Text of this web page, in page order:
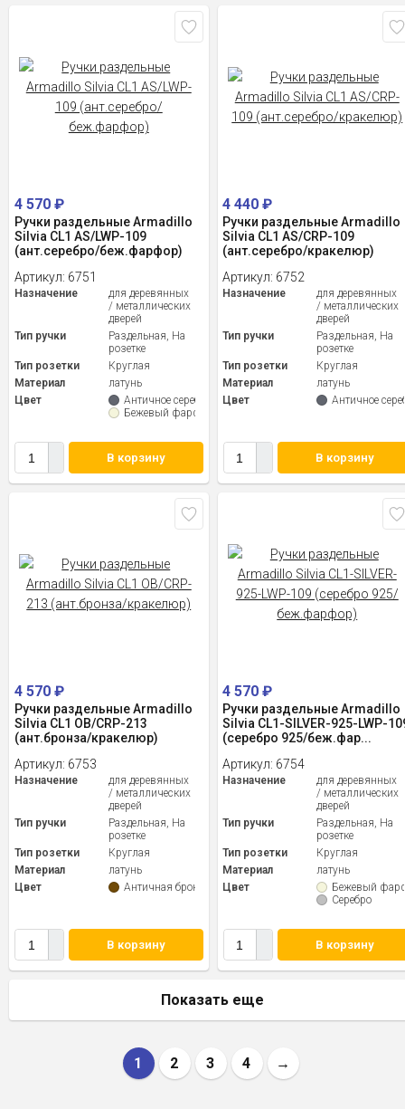
4 570 ₽
Ручки раздельные Armadillo
Silvia CL1 AS/LWP-109
(ант.серебро/беж.фарфор)
Артикул: 6751
Назначение
для деревянных
/ металлических
дверей
Тип ручки
Раздельная, На
розетке
Тип розетки
Круглая
Материал
латунь
Цвет
Античное серебро
Бежевый фарфор
В корзину
4 440₽
Ручки раздельные Armadillo
Silvia CL1 AS/СRP-109
(ант.серебро/кракелюр)
Артикул: 6752
Назначение
для деревянных
/ металлических
дверей
Тип ручки
Раздельная, На
розетке
Тип розетки
Круглая
Материал
латунь
Цвет
Античное
В корзину
4 570 ₽
Ручки раздельные Armadillo
Silvia CL1 OB/СRP-213
(ант.бронза/кракелюр)
Артикул: 6753
Назначение
для деревянных
/ металлических
дверей
Тип ручки
Раздельная, На
розетке
Тип розетки
Круглая
Материал
латунь
Цвет
Античная бронза
В корзину
4 570₽
Ручки раздельные Armadillo
Silvia CL1-SILVER-925-LWP-
(серебро 925/беж.фар...
Артикул: 6754
Назначение
для деревянных
/ металлических
дверей
Тип ручки
Раздельная, На
розетке
Тип розетки
Круглая
Материал
латунь
Цвет
Бежевый
Серебро
В корзину
Показать еще
1 2 3 4 →